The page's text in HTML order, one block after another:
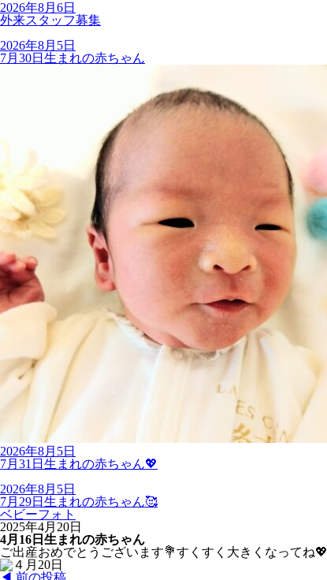
2026年8月6日
外来スタッフ募集
2026年8月5日
7月30日生まれの赤ちゃん
2026年8月5日
7月31日生まれの赤ちゃん💖
2026年8月5日
7月29日生まれの赤ちゃん🥰
ベビーフォト
2025年4月20日
4月16日生まれの赤ちゃん
ご出産おめでとうございます💐すくすく大きくなってね💖
◀︎ 前の投稿